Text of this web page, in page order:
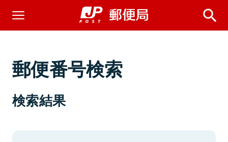
郵便番号検索
検索結果